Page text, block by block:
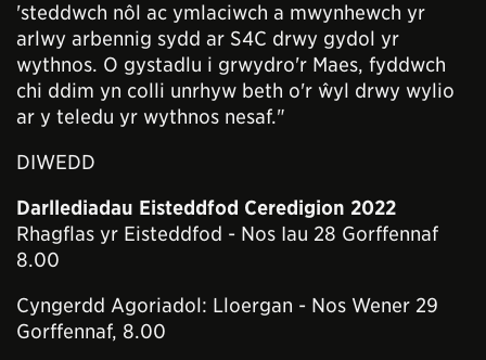
'steddwch nôl ac ymlaciwch a mwynhewch yr
arlwy arbennig sydd ar S4C drwy gydol yr
wythnos. O gystadlu i grwydro'r Maes, fyddwch
chi ddim yn colli unrhyw beth o'r ŵyl drwy wylio
ar y teledu yr wythnos nesaf."
DIWEDD
Darllediadau Eisteddfod Ceredigion 2022
Rhagflas yr Eisteddfod - Nos Iau 28 Gorffennaf
8.00
Cyngerdd Agoriadol: Lloergan - Nos Wener 29
Gorffennaf, 8.00